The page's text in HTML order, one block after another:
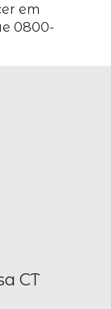
em
0800-
CT